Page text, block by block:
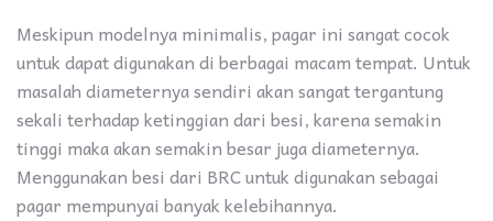
Meskipun modelnya minimalis, pagar ini sangat cocok
untuk dapat digunakan di berbagai macam tempat. Untuk
masalah diameternya sendiri akan sangat tergantung
sekali terhadap ketinggian dari besi, karena semakin
tinggi maka akan semakin besar juga diameternya.
Menggunakan besi dari BRC untuk digunakan sebagai
pagar mempunyai banyak kelebihannya.